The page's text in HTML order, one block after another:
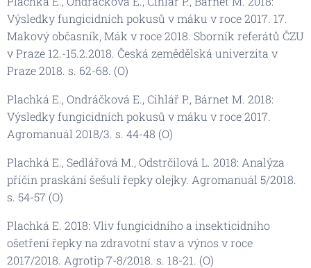
Výsledky fungicidních pokusů v máku v roce 2017. 17.
Makový občasník, Mák v roce 2018. Sborník referátů ČZU
v Praze 12.-15.2.2018. Česká zemědělská univerzita v
Praze 2018. s. 62-68. (O)
Plachká E., Ondráčková E., Cihlář P., Bárnet M. 2018:
Výsledky fungicidních pokusů v máku v roce 2017.
Agromanuál 2018/3. s. 44-48 (O)
Plachká E., Sedlářová M., Odstrčilová L. 2018: Analýza
příčin praskání šešulí řepky olejky. Agromanuál 5/2018.
s. 54-57 (O)
Plachká E. 2018: Vliv fungicidního a insekticidního
ošetření řepky na zdravotní stav a výnos v roce
2017/2018. Agrotip 7-8/2018. s. 18-21. (O)